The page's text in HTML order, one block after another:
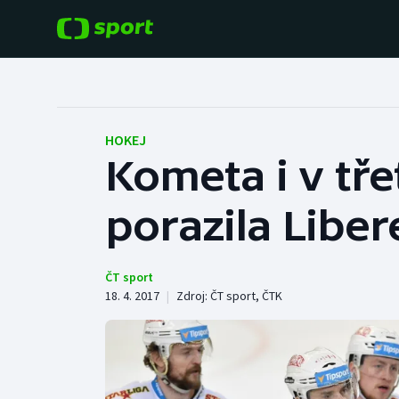
Hokej
Tenis
Cyklistika
Baseball a softbal
Basketbal
Box
HOKEJ
Kometa i v
porazila
ČT sport
18. 4. 2017 | Zdroj: ČT sport, ČTK